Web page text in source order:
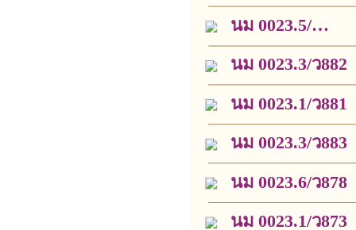
นม 0023.5/
ว5631
นม 0023.3/ว882
นม 0023.1/ว881
นม 0023.3/ว883
นม 0023.6/ว878
นม 0023.1/ว873